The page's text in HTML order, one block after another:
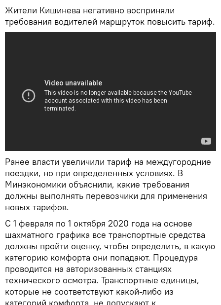
Жители Кишинева негативно восприняли
требования водителей маршруток повысить тариф.
Ранее власти увеличили тариф на междугородние
поездки, но при определенных условиях. В
Минэкономики объяснили, какие требования
должны выполнять перевозчики для применения
новых тарифов.
С 1 февраля по 1 октября 2020 года на основе
шахматного графика все транспортные средства
должны пройти оценку, чтобы определить, в какую
категорию комфорта они попадают. Процедура
проводится на авторизованных станциях
технического осмотра. Транспортные единицы,
которые не соответствуют какой-либо из
категорий комфорта, не допускают к